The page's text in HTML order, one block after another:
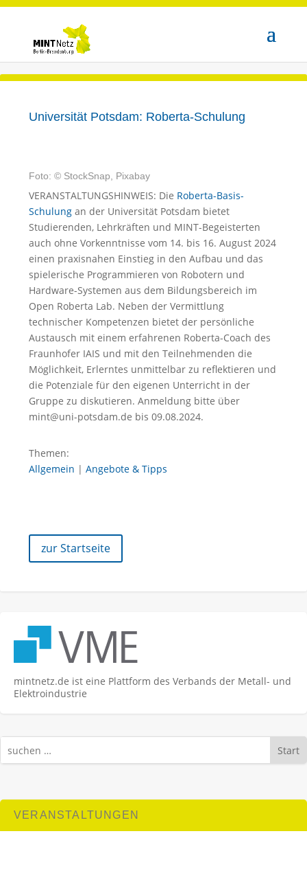
Universität Potsdam: Roberta-Schulung
Foto: © StockSnap, Pixabay
VERANSTALTUNGSHINWEIS: Die Roberta-Basis-
Schulung an der Universität Potsdam bietet
Studierenden, Lehrkräften und MINT-Begeisterten
auch ohne Vorkenntnisse vom 14. bis 16. August 2024
einen praxisnahen Einstieg in den Aufbau und das
spielerische Programmieren von Robotern und
Hardware-Systemen aus dem Bildungsbereich im
Open Roberta Lab. Neben der Vermittlung
technischer Kompetenzen bietet der persönliche
Austausch mit einem erfahrenen Roberta-Coach des
Fraunhofer IAIS und mit den Teilnehmenden die
Möglichkeit, Erlerntes unmittelbar zu reflektieren und
die Potenziale für den eigenen Unterricht in der
Gruppe zu diskutieren. Anmeldung bitte über
mint@uni-potsdam.de bis 09.08.2024.
Themen:
Allgemein | Angebote & Tipps
zur Startseite
mintnetz.de ist eine Plattform des Verbands der Metall- und
Elektroindustrie
Start
VERANSTALTUNGEN